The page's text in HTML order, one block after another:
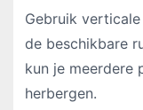
Gebruik
de beschikbare
kun je meerdere
herbergen.